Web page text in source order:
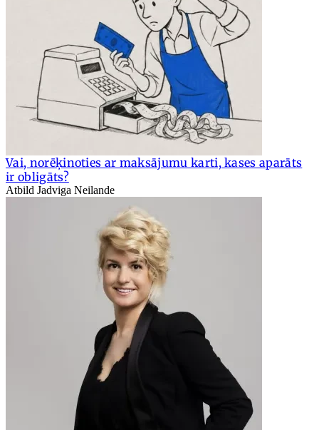
Vai, norēķinoties ar maksājumu karti, kases aparāts
ir obligāts?
Atbild Jadviga Neilande